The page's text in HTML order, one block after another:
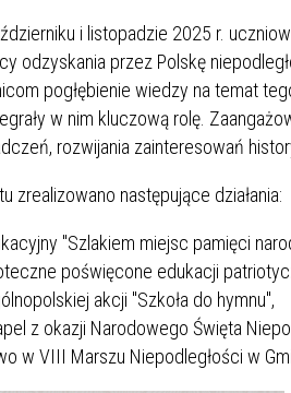
i listopadzie 2025 r.
odzyskania przez Polskę
pogłębienie wiedzy na temat
w nim kluczową rolę.
rozwijania zainteresowań
zrealizowano następujące działania:
"Szlakiem miejsc pamięci
poświęcone edukacji
akcji "Szkoła do hymnu",
z okazji Narodowego Święta
w VIII Marszu Niepodległości w